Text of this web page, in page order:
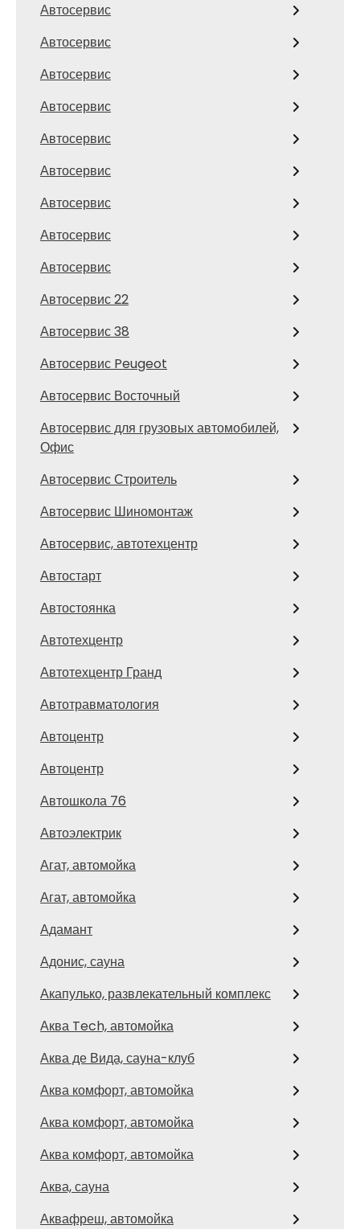
Автосервис
Автосервис
Автосервис
Автосервис
Автосервис
Автосервис
Автосервис
Автосервис
Автосервис
Автосервис 22
Автосервис 38
Автосервис Peugeot
Автосервис Восточный
Автосервис для грузовых автомобилей,
Офис
Автосервис Строитель
Автосервис Шиномонтаж
Автосервис, автотехцентр
Автостарт
Автостоянка
Автотехцентр
Автотехцентр Гранд
Автотравматология
Автоцентр
Автоцентр
Автошкола 76
Автоэлектрик
Агат, автомойка
Агат, автомойка
Адамант
Адонис, сауна
Акапулько, развлекательный комплекс
Аква Tech, автомойка
Аква де Вида, сауна-клуб
Аква комфорт, автомойка
Аква комфорт, автомойка
Аква комфорт, автомойка
Аква, сауна
Аквафреш, автомойка